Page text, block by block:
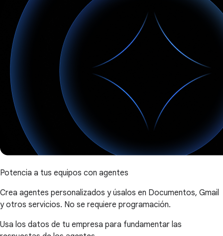
Potencia a tus equipos con agentes
Crea agentes personalizados y úsalos en Documentos, Gmail
y otros servicios. No se requiere programación.
Usa los datos de tu empresa para fundamentar las